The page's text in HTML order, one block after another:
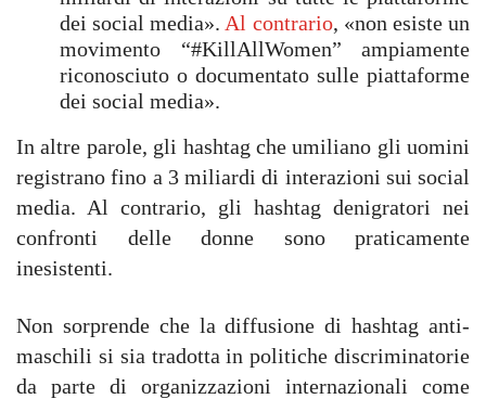
dei social media». Al contrario, «non esiste un
movimento “#KillAllWomen” ampiamente
riconosciuto o documentato sulle piattaforme
dei social media».
In altre parole, gli hashtag che umiliano gli uomini
registrano fino a 3 miliardi di interazioni sui social
media. Al contrario, gli hashtag denigratori nei
confronti delle donne sono praticamente
inesistenti.
Non sorprende che la diffusione di hashtag anti-
maschili si sia tradotta in politiche discriminatorie
da parte di organizzazioni internazionali come